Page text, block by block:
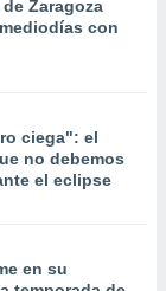
Zaragoza
con
ciega": el
no debemos
el eclipse
en su